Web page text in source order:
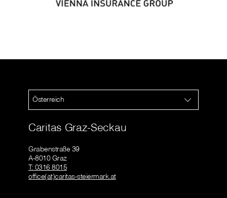
Österreich
Caritas Graz-Seckau
Grabenstraße 39
A-8010 Graz
T: 0316 8015
office(at)caritas-steiermark.at